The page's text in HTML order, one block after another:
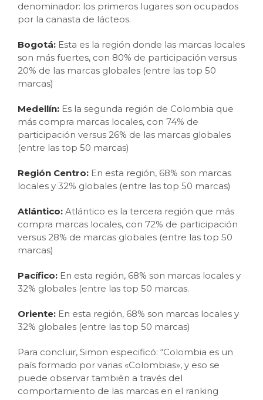
denominador: los primeros lugares son ocupados
por la canasta de lácteos.
Bogotá: Esta es la región donde las marcas locales
son más fuertes, con 80% de participación versus
20% de las marcas globales (entre las top 50
marcas)
Medellín: Es la segunda región de Colombia que
más compra marcas locales, con 74% de
participación versus 26% de las marcas globales
(entre las top 50 marcas)
Región Centro: En esta región, 68% son marcas
locales y 32% globales (entre las top 50 marcas)
Atlántico: Atlántico es la tercera región que más
compra marcas locales, con 72% de participación
versus 28% de marcas globales (entre las top 50
marcas)
Pacífico: En esta región, 68% son marcas locales y
32% globales (entre las top 50 marcas.
Oriente: En esta región, 68% son marcas locales y
32% globales (entre las top 50 marcas)
Para concluir, Simon especificó: “Colombia es un
país formado por varias «Colombias», y eso se
puede observar también a través del
comportamiento de las marcas en el ranking